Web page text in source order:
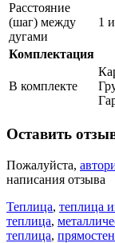
Расстояние
(шаг) между
дугами
1
Комплектация
В комплекте
Оставить
Пожалуйста,
написания отзыва
Теплица, теплица
теплица,
теплица,